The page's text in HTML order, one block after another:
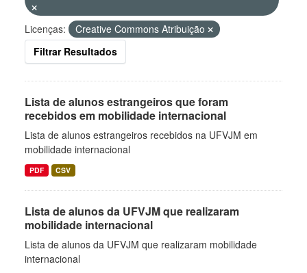
Licenças:
Creative Commons Atribuição
Filtrar Resultados
Lista de alunos estrangeiros que foram
recebidos em mobilidade internacional
Lista de alunos estrangeiros recebidos na UFVJM em
mobilidade internacional
PDF CSV
Lista de alunos da UFVJM que realizaram
mobilidade internacional
Lista de alunos da UFVJM que realizaram mobilidade
internacional